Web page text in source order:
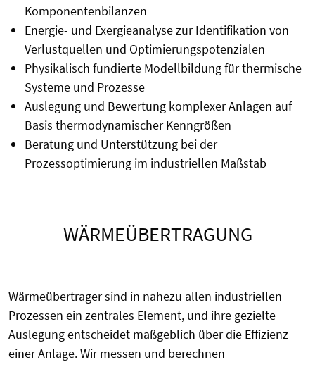
Komponentenbilanzen
Energie- und Exergieanalyse zur Identifikation von
Verlustquellen und Optimierungspotenzialen
Physikalisch fundierte Modellbildung für thermische
Systeme und Prozesse
Auslegung und Bewertung komplexer Anlagen auf
Basis thermodynamischer Kenngrößen
Beratung und Unterstützung bei der
Prozessoptimierung im industriellen Maßstab
WÄRMEÜBERTRAGUNG
Wärmeübertrager sind in nahezu allen industriellen
Prozessen ein zentrales Element, und ihre gezielte
Auslegung entscheidet maßgeblich über die Effizienz
einer Anlage. Wir messen und berechnen